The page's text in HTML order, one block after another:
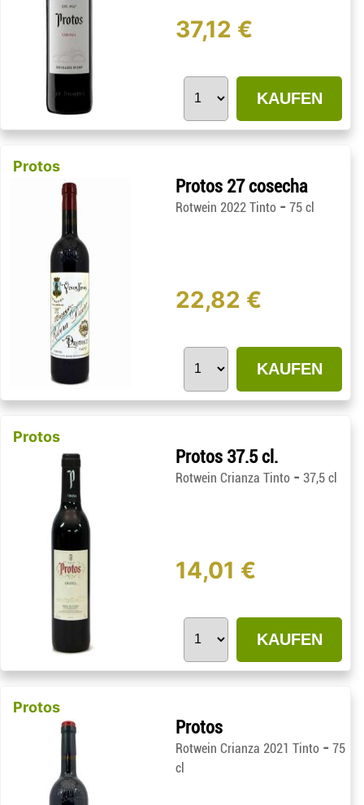
37,12 €
KAUFEN
Protos
Protos 27 cosecha
Rotwein 2022 Tinto -75 cl
22,82 €
KAUFEN
Protos
Protos 37.5 cl.
Rotwein Crianza Tinto - 37,5 cl
14,01 €
KAUFEN
Protos
Protos
Rotwein Crianza 2021 Tinto -75
cl